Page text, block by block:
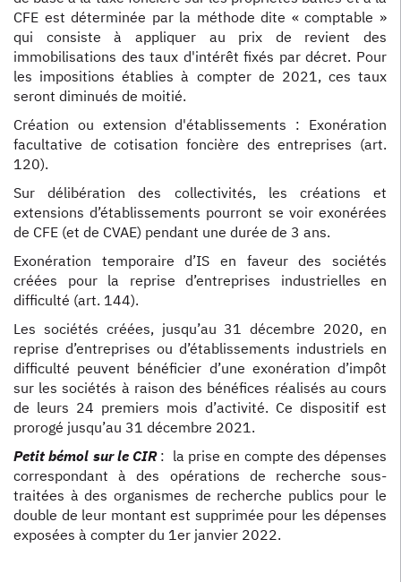
CFE est déterminée par la méthode dite « comptable »
qui consiste à appliquer au prix de revient des
immobilisations des taux d'intérêt fixés par décret. Pour
les impositions établies à compter de 2021, ces taux
seront diminués de moitié.
Création ou extension d'établissements : Exonération
facultative de cotisation foncière des entreprises (art.
120).
Sur délibération des collectivités, les créations et
extensions d’établissements pourront se voir exonérées
de CFE (et de CVAE) pendant une durée de 3 ans.
Exonération temporaire d’IS en faveur des sociétés
créées pour la reprise d’entreprises industrielles en
difficulté (art. 144).
Les sociétés créées, jusqu’au 31 décembre 2020, en
reprise d’entreprises ou d’établissements industriels en
difficulté peuvent bénéficier d’une exonération d’impôt
sur les sociétés à raison des bénéfices réalisés au cours
de leurs 24 premiers mois d’activité. Ce dispositif est
prorogé jusqu’au 31 décembre 2021.
Petit bémol sur le CIR: la prise en compte des dépenses
correspondant à des opérations de recherche sous-
traitées à des organismes de recherche publics pour le
double de leur montant est supprimée pour les dépenses
exposées à compter du 1er janvier 2022.